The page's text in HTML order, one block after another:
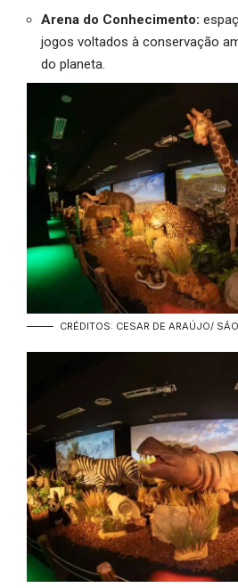
Arena do Conhecimento:
jogos voltados à conservação
do planeta.
CRÉDITOS: CESAR DE ARAÚJO/